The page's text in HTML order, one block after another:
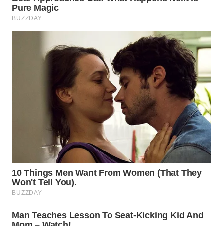
WN
WN
BINTAN
MANDALIKA